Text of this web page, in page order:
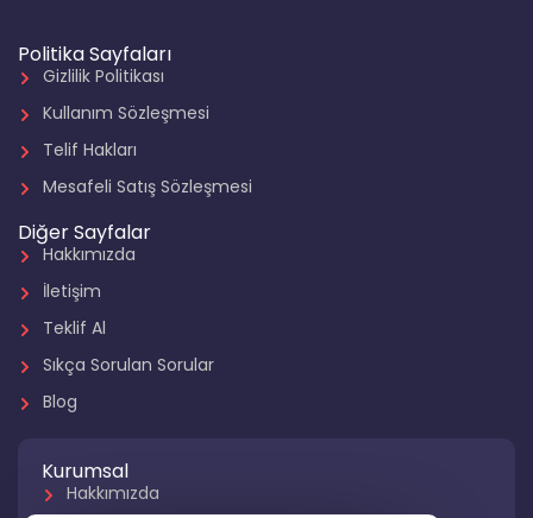
Politika Sayfaları
Gizlilik Politikası
Kullanım Sözleşmesi
Telif Hakları
Mesafeli Satış Sözleşmesi
Diğer Sayfalar
Hakkımızda
İletişim
Teklif Al
Sıkça Sorulan Sorular
Blog
Kurumsal
Hakkımızda